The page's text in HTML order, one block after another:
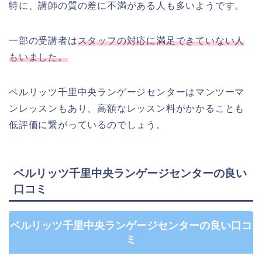
特に、講師の質の差に不満がある人も多いようです。
一部の受講者はスタッフの対応に満足できていない人
もいました。
ベルリッツ千里中央ランゲージセンターはマンツーマ
ンレッスンもあり、高額なレッスン料がかかることも
低評価に繋がっているのでしょう。
ベルリッツ千里中央ランゲージセンターの良い
口コミ
ベルリッツ千里中央ランゲージセンターの良い口コ
ミ